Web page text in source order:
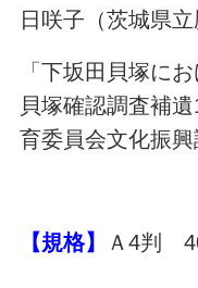
日咲子（茨城県立
「下坂田貝塚に
貝塚確認調査補
育委員会文化振興
【規格】 Ａ4判